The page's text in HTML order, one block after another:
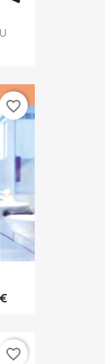
favorite_border
favorite_border